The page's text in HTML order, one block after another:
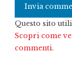
Questo sito
Scopri come
commenti.